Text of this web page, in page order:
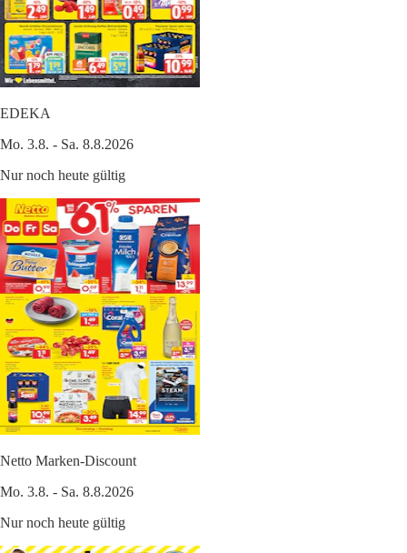
EDEKA
Mo. 3.8. - Sa. 8.8.2026
Nur noch heute gültig
Netto Marken-Discount
Mo. 3.8. - Sa. 8.8.2026
Nur noch heute gültig